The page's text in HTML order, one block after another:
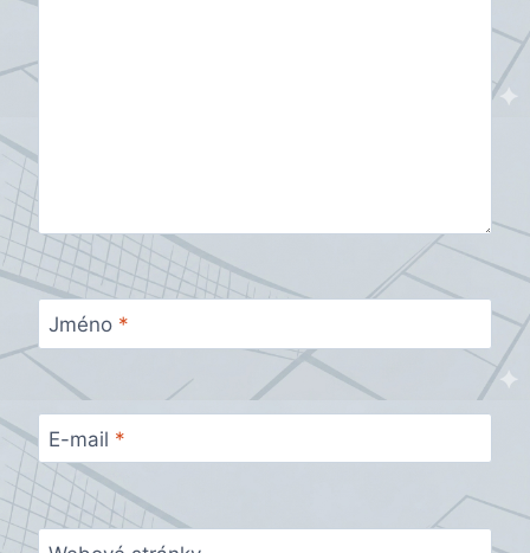
Jméno *
E-mail *